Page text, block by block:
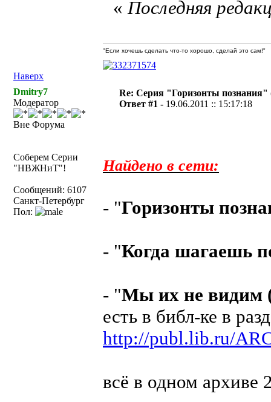
Наверх
«Последняя
"Если хочешь сделать что-то хорошо, сделай это сам!"
Dmitry7
Модератор
Вне Форума
Соберем Серии
"НВЖНиТ"!
Сообщений: 6107
Санкт-Петербург
Пол:
Re: Серия "Горизонты
Ответ #1 - 19.06.2011 :: 15:17:18
Найдено в сети:
- "Горизонты
- "Когда шагаешь
- "Мы их не
есть в библ-ке в
http://publ.lib.ru/
всё в одном архиве